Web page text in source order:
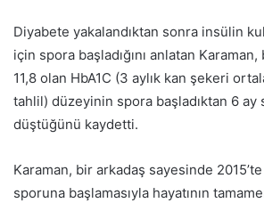
Diyabete yakalandıktan sonra insülin
için spora başladığını anlatan
11,8 olan HbA1C (3 aylık kan şekeri
tahlil) düzeyinin spora başladıktan 6 ay
düştüğünü kaydetti.
Karaman, bir arkadaş sayesinde
sporuna başlamasıyla hayatının